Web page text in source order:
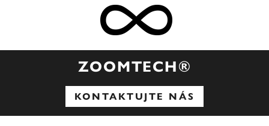
ZOOMTECH®
KONTAKTUJTE NÁS